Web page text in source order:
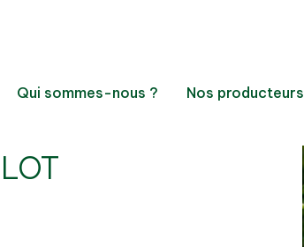
Qui sommes-nous ? Nos producteurs